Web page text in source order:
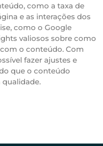
como a taxa de
e as interações dos
como o Google
valiosos sobre como
o conteúdo. Com
fazer ajustes e
que o conteúdo
qualidade.